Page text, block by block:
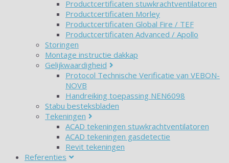
Productcertificaten stuwkrachtventilatoren
Productcertificaten Morley
Productcertificaten Global Fire / TEF
Productcertificaten Advanced / Apollo
Storingen
Montage instructie dakkap
Gelijkwaardigheid
Protocol Technische Verificatie van VEBON-
NOVB
Handreiking toepassing NEN6098
Stabu besteksbladen
Tekeningen
ACAD tekeningen stuwkrachtventilatoren
ACAD tekeningen gasdetectie
Revit tekeningen
Referenties